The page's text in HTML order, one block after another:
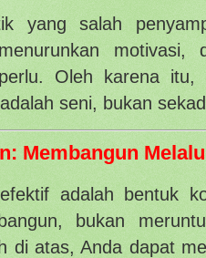
yang salah
motivasi,
Oleh karena itu,
seni, bukan
Membangun
adalah bentuk
bukan
di atas, Anda dapat